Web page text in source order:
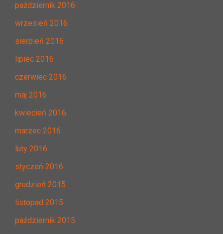
październik 2016
wrzesień 2016
sierpień 2016
lipiec 2016
czerwiec 2016
maj 2016
kwiecień 2016
marzec 2016
luty 2016
styczeń 2016
grudzień 2015
listopad 2015
październik 2015